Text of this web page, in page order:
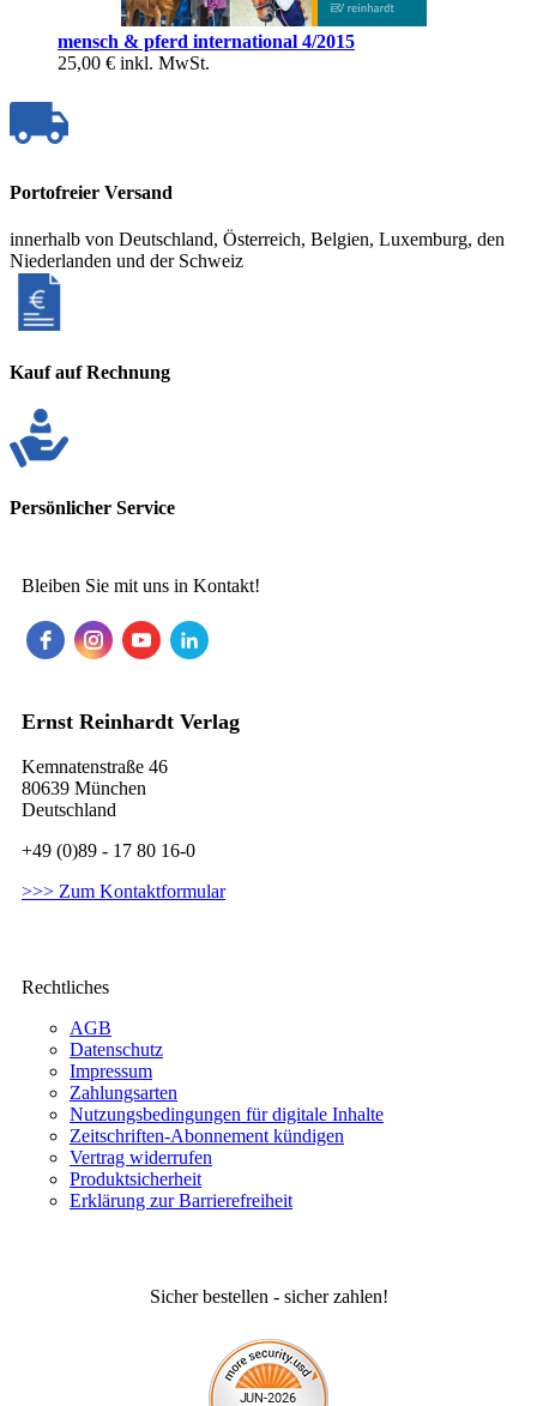
mensch & pferd international 4/2015
25,00 € inkl. MwSt.
Portofreier Versand
innerhalb von Deutschland, Österreich, Belgien, Luxemburg, den
Niederlanden und der Schweiz
Kauf auf Rechnung
Persönlicher Service
Bleiben Sie mit uns in Kontakt!
Ernst Reinhardt Verlag
Kemnatenstraße 46
80639 München
Deutschland
+49 (0)89 - 17 80 16-0
>>> Zum Kontaktformular
Rechtliches
AGB
Datenschutz
Impressum
Zahlungsarten
Nutzungsbedingungen für digitale Inhalte
Zeitschriften-Abonnement kündigen
Vertrag widerrufen
Produktsicherheit
Erklärung zur Barrierefreiheit
Sicher bestellen - sicher zahlen!